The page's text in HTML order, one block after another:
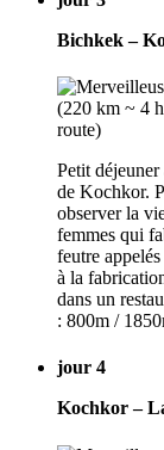
Bichkek –
Petit
de Kochkor.
observer la
femmes qui
feutre
à la
dans un
: 800m /
jour 4
Kochkor –